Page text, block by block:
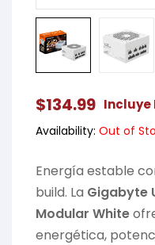
$134.99 Incluye
Availability: Out of
Energía estable
build. La Gigabyte
Modular White
energética,